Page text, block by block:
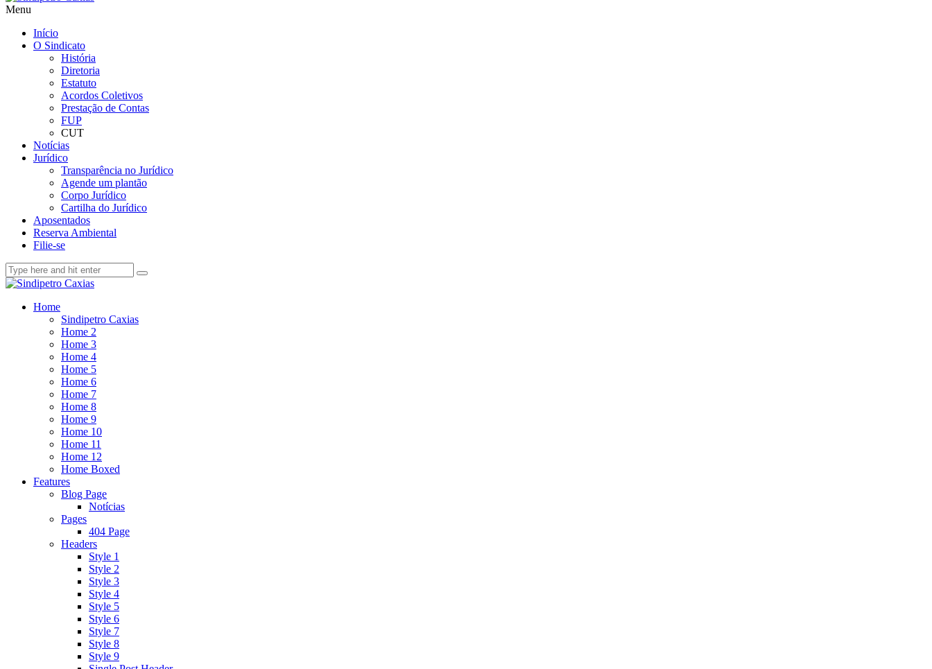
Menu
Início
O Sindicato
História
Diretoria
Estatuto
Acordos Coletivos
Prestação de Contas
FUP
CUT
Notícias
Jurídico
Transparência no Jurídico
Agende um plantão
Corpo Jurídico
Cartilha do Jurídico
Aposentados
Reserva Ambiental
Filie-se
Home
Sindipetro Caxias
Home 2
Home 3
Home 4
Home 5
Home 6
Home 7
Home 8
Home 9
Home 10
Home 11
Home 12
Home Boxed
Features
Blog Page
Notícias
Pages
404 Page
Headers
Style 1
Style 2
Style 3
Style 4
Style 5
Style 6
Style 7
Style 8
Style 9